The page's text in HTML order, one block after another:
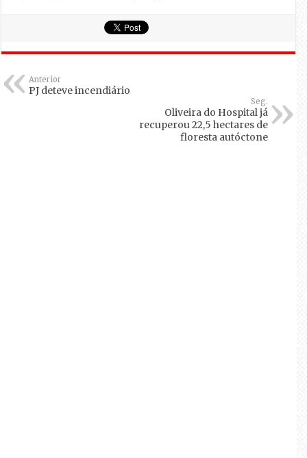
Anterior
PJ deteve incendiário
Seg.
Oliveira do Hospital já
recuperou 22,5 hectares de
floresta autóctone